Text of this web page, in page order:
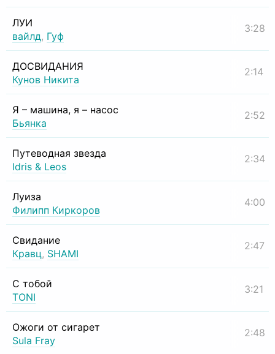
ЛУИ
вайлд, Гуф
3:28
ДОСВИДАНИЯ
Кунов Никита
2:14
Я – машина, я – насос
Бьянка
2:52
Путеводная звезда
Idris & Leos
2:34
Луиза
Филипп Киркоров
4:00
Свидание
Кравц, SHAMI
2:47
С тобой
TONI
3:21
Ожоги от сигарет
Sula Fray
2:48